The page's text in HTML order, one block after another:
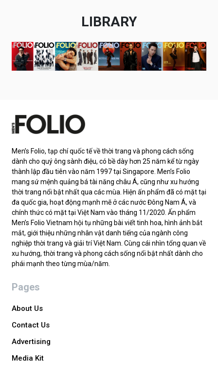
LIBRARY
Men’s Folio, tạp chí quốc tế về thời trang và phong cách sống
dành cho quý ông sành điệu, có bề dày hơn 25 năm kể từ ngày
thành lập đầu tiên vào năm 1997 tại Singapore. Men’s Folio
mang sứ mệnh quảng bá tài năng châu Á, cũng như xu hướng
thời trang nổi bật nhất qua các mùa. Hiện ấn phẩm đã có mặt tại
đa quốc gia, hoạt động mạnh mẽ ở các nước Đông Nam Á, và
chính thức có mặt tại Việt Nam vào tháng 11/2020. Ấn phẩm
Men’s Folio Vietnam hội tụ những bài viết tinh hoa, hình ảnh bắt
mắt, giới thiệu những nhân vật danh tiếng của ngành công
nghiệp thời trang và giải trí Việt Nam. Cùng cái nhìn tổng quan về
xu hướng, thời trang và phong cách sống nổi bật nhất dành cho
phái mạnh theo từng mùa/năm.
Pages
About Us
Contact Us
Advertising
Media Kit